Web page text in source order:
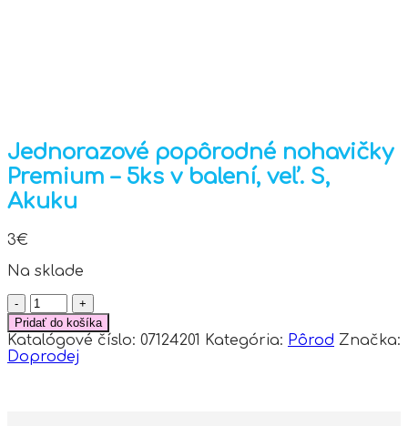
Jednorazové popôrodné nohavičky
Premium – 5ks v balení, veľ. S,
Akuku
3€
Na sklade
množstvo
Jednorazové
popôrodné
nohavičky
Premium
Pridať do košíka
Katalógové číslo: 07124201 Kategória: Pôrod Značka:
Doprodej